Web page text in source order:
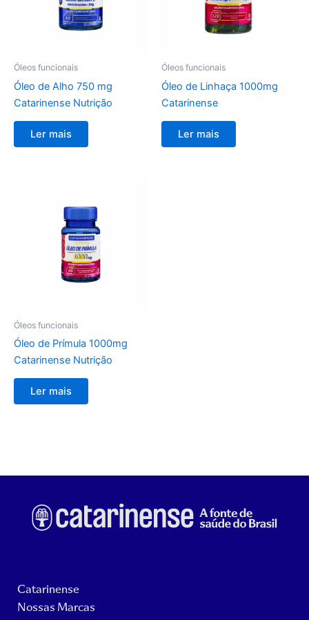
Óleos funcionais
Óleo de Alho 750 mg
Catarinense Nutrição
Ler mais
Óleos funcionais
Óleo de Linhaça 1000mg
Catarinense
Ler mais
Óleos funcionais
Óleo de Prímula 1000mg
Catarinense Nutrição
Ler mais
Catarinense
Nossas Marcas